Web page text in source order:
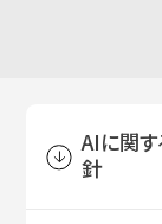
AIに関
針